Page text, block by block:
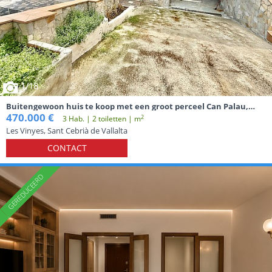
1/18
Buitengewoon huis te koop met een groot perceel Can Palau,
Sant Cebrià de Vallalta
470.000 € 3 Hab. | 2 toiletten | m2
Les Vinyes, Sant Cebrià de Vallalta
CONTACT